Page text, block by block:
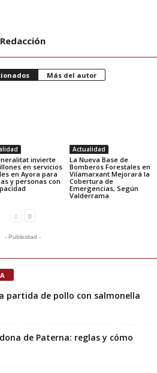
Redacción
Más del autor
invierte
en servicios
en Ayora para
y personas con
Actualidad
La Nueva Base de
Bomberos Forestales en
Vilamarxant Mejorará la
Cobertura de
Emergencias, Según
Valderrama
- Publicidad -
partida de pollo con salmonella
de Paterna: reglas y cómo